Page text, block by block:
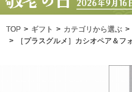
TOP ギフト カテゴリから選ぶ
［プラスグルメ］カシオペア＆フ